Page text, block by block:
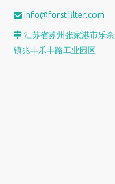
 info@forstfilter.com
 江苏省苏州张家港市乐余
镇兆丰乐丰路工业园区